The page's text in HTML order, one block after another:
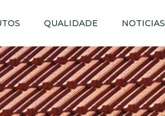
QUALIDADE NOTICIAS